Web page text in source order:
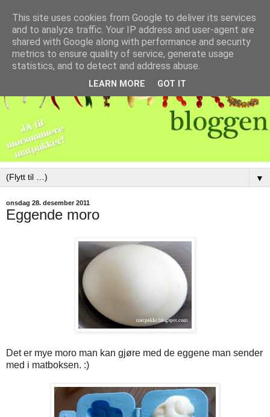
▼
onsdag 28. desember 2011
Eggende moro
Det er mye moro man kan gjøre med de eggene man sender
med i matboksen. :)
This site uses cookies from Google to deliver its services
and to analyze traffic. Your IP address and user-agent are
shared with Google along with performance and security
metrics to ensure quality of service, generate usage
statistics, and to detect and address abuse.
LEARN MORE GOT IT